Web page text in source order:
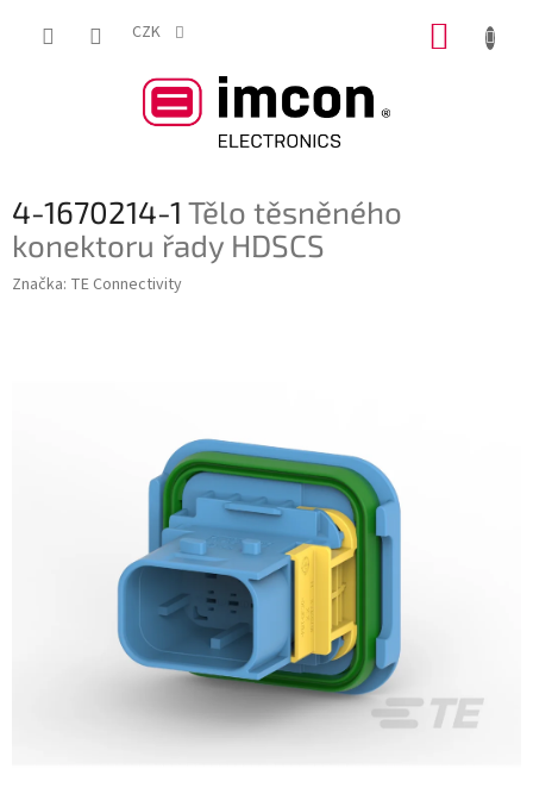
CZK
4-1670214-1 Tělo těsněného
konektoru řady HDSCS
Značka: TE Connectivity